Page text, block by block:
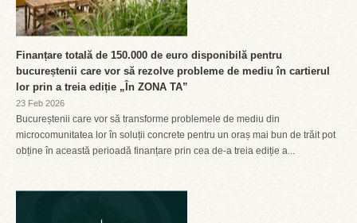
Finanțare totală de 150.000 de euro disponibilă pentru
bucureștenii care vor să rezolve probleme de mediu în cartierul
lor prin a treia ediție „În ZONA TA”
23 Feb 2026
Bucureștenii care vor să transforme problemele de mediu din
microcomunitatea lor în soluții concrete pentru un oraș mai bun de trăit pot
obține în această perioadă finanțare prin cea de-a treia ediție a...